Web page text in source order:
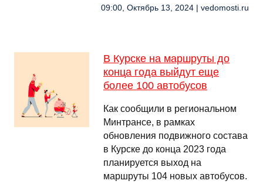
09:00, Октябрь 13, 2024 | vedomosti.ru
В Курске на маршруты до
конца года выйдут еще
более 100 автобусов
Как сообщили в региональном
Минтрансе, в рамках
обновления подвижного состава
в Курске до конца 2023 года
планируется выход на
маршруты 104 новых автобусов.